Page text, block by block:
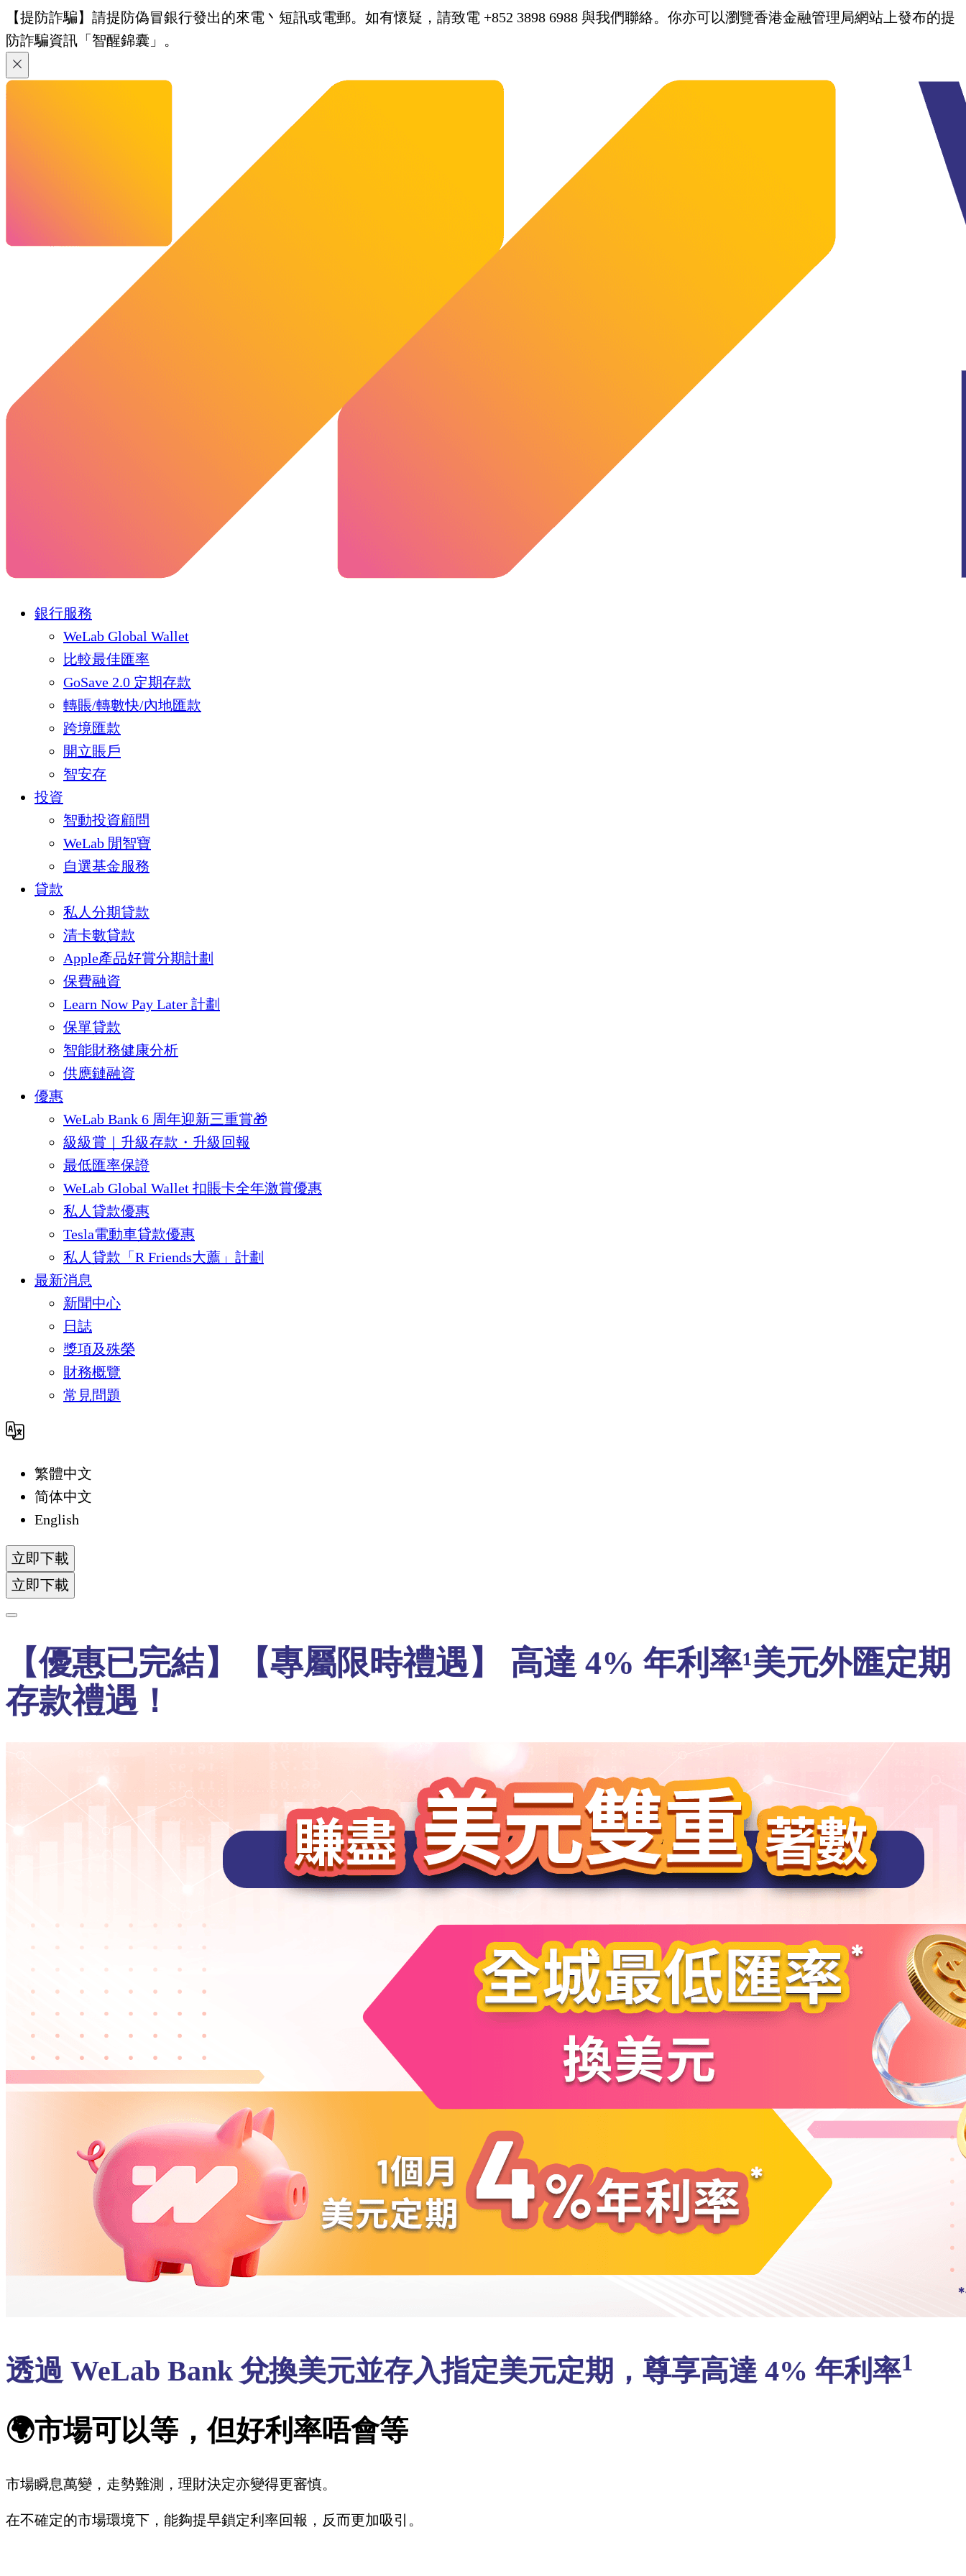
【提防詐騙】請提防偽冒銀行發出的來電丶短訊或電郵。如有懷疑，請致電 +852 3898 6988 與我們聯絡。你亦可以瀏覽香港金融管理局網站上發布的提
防詐騙資訊「智醒錦囊」。
銀行服務
WeLab Global Wallet
比較最佳匯率
GoSave 2.0 定期存款
轉賬/轉數快/內地匯款
跨境匯款
開立賬戶
智安存
投資
智動投資顧問
WeLab 閒智寶
自選基金服務
貸款
私人分期貸款
清卡數貸款
Apple產品好賞分期計劃
保費融資
Learn Now Pay Later 計劃
保單貸款
智能財務健康分析
供應鏈融資
優惠
WeLab Bank 6 周年迎新三重賞🎁
級級賞｜升級存款・升級回報
最低匯率保證
WeLab Global Wallet 扣賬卡全年激賞優惠
私人貸款優惠
Tesla電動車貸款優惠
私人貸款「R Friends大薦」計劃
最新消息
新聞中心
日誌
獎項及殊榮
財務概覽
常見問題
繁體中文
简体中文
English
立即下載
立即下載
【優惠已完結】【專屬限時禮遇】 高達 4% 年利率¹美元外匯定期
存款禮遇！
透過 WeLab Bank 兌換美元並存入指定美元定期，尊享高達 4% 年利率1
🌍市場可以等，但好利率唔會等
市場瞬息萬變，走勢難測，理財決定亦變得更審慎。
在不確定的市場環境下，能夠提早鎖定利率回報，反而更加吸引。